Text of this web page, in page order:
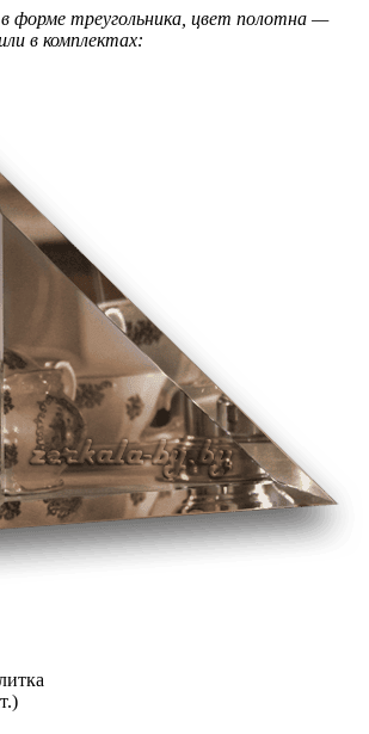
в форме треугольника, цвет полотна —
в комплектах: